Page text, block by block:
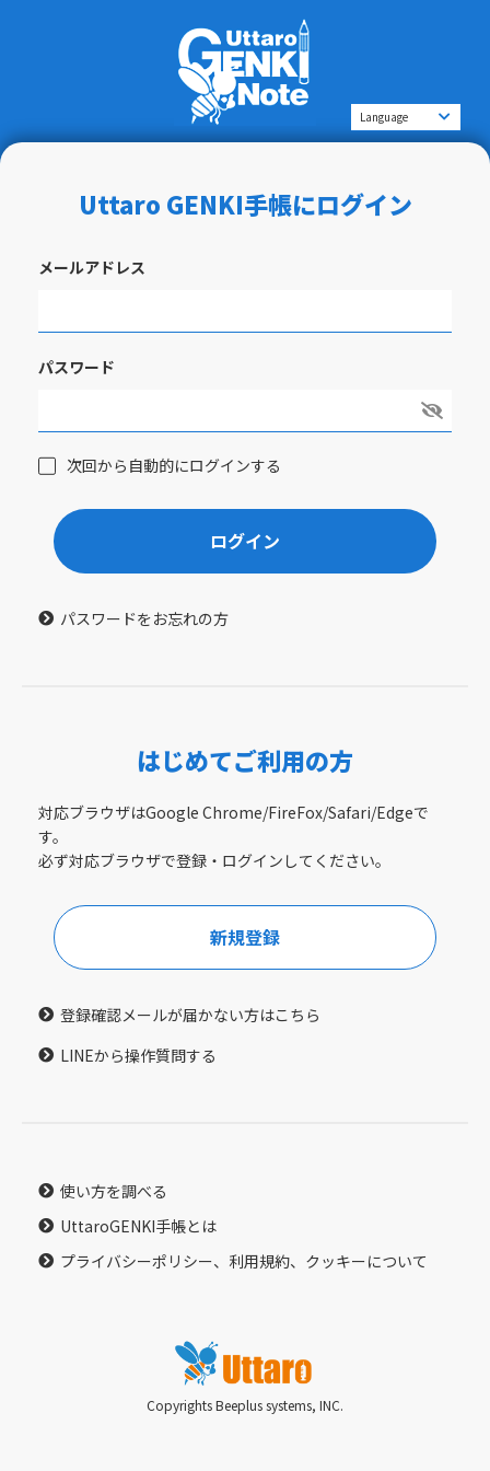
Uttaro GENKI手帳にログイン
メールアドレス
パスワード
次回から自動的にログインする
ログイン
パスワードをお忘れの方
はじめてご利用の方
対応ブラウザはGoogle Chrome/FireFox/Safari/Edgeで
す。
必ず対応ブラウザで登録・ログインしてください。
新規登録
登録確認メールが届かない方はこちら
LINEから操作質問する
使い方を調べる
UttaroGENKI手帳とは
プライバシーポリシー、利用規約、クッキーについて
Copyrights Beeplus systems, INC.